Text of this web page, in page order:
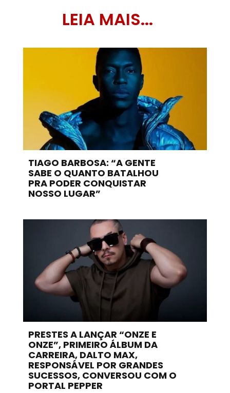
LEIA MAIS...
TIAGO BARBOSA: “A GENTE
SABE O QUANTO BATALHOU
PRA PODER CONQUISTAR
NOSSO LUGAR”
PRESTES A LANÇAR “ONZE E
ONZE”, PRIMEIRO ÁLBUM DA
CARREIRA, DALTO MAX,
RESPONSÁVEL POR GRANDES
SUCESSOS, CONVERSOU COM O
PORTAL PEPPER